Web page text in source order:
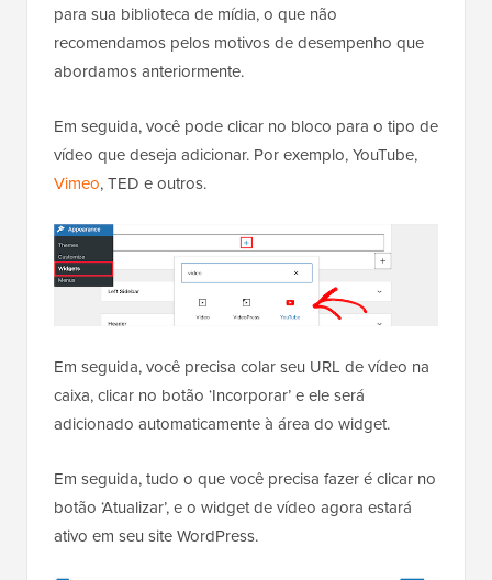
para sua biblioteca de mídia, o que não
recomendamos pelos motivos de desempenho que
abordamos anteriormente.
Em seguida, você pode clicar no bloco para o tipo de
vídeo que deseja adicionar. Por exemplo, YouTube,
Vimeo, TED e outros.
Em seguida, você precisa colar seu URL de vídeo na
caixa, clicar no botão ‘Incorporar’ e ele será
adicionado automaticamente à área do widget.
Em seguida, tudo o que você precisa fazer é clicar no
botão ‘Atualizar’, e o widget de vídeo agora estará
ativo em seu site WordPress.